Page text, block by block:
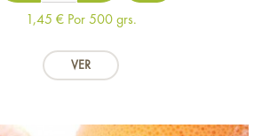
1,45 € Por 500 grs.
VER